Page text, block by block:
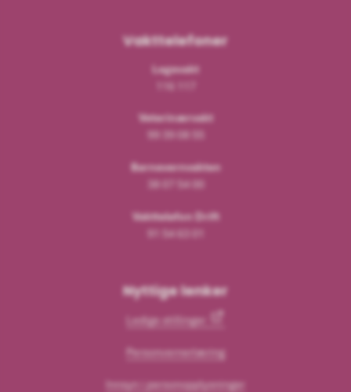
Vakttelefoner
Legevakt
116 117
Veterinærvakt
99 39 08 55
Barnevernvakten
38 07 54 00
Vakttelefon Drift
91 54 63 01
Nyttige lenker
Ledige stillinger
Personvernerlæring
Innsyn i personopplysninger